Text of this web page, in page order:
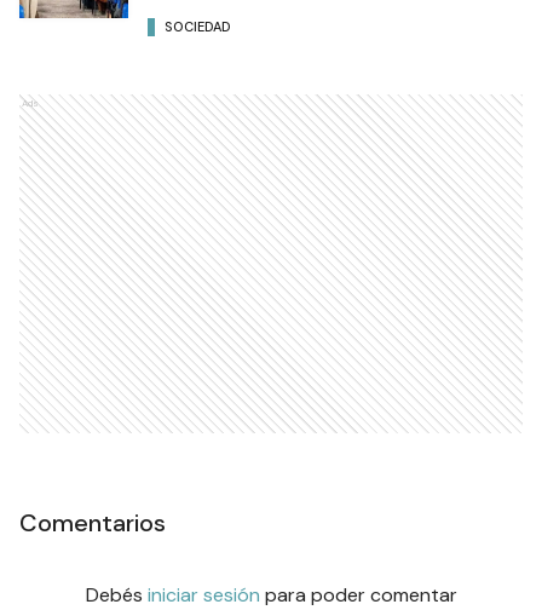
SOCIEDAD
Ads
Comentarios
Debés iniciar sesión para poder comentar